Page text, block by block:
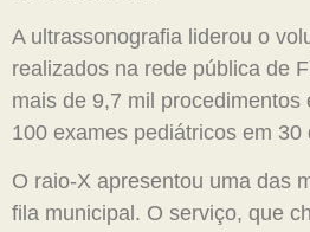
A ultrassonografia liderou o
realizados na rede pública de
mais de 9,7 mil procedimentos
100 exames pediátricos em 30
O raio-X apresentou uma das
fila municipal. O serviço, que